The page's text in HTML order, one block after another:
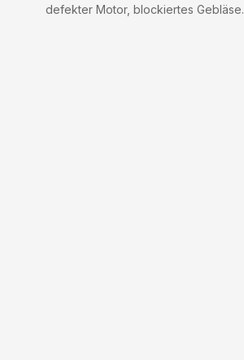
defekter Motor, blockiertes Gebläse.